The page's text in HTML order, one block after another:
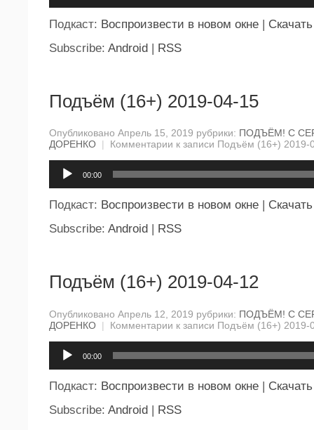
Подкаст: Воспроизвести в новом окне | Скачать
Subscribe: Android | RSS
Подъём (16+) 2019-04-15
Опубликовано Апрель 15, 2019 рубрики: ПОДЪЁМ! С
ДОРЕНКО | Комментарии к записи Подъём (16+) 2019-
00:00
Подкаст: Воспроизвести в новом окне
Скачать
Subscribe: Android RSS
Подъём (16+) 2019-04-12
Опубликовано Апрель 12, 2019 рубрики: ПОДЪЁМ! С
ДОРЕНКО | Комментарии к записи Подъём (16+) 2019-
00:00
Подкаст: Воспроизвести в новом окне | Скачать
Subscribe: Android | RSS